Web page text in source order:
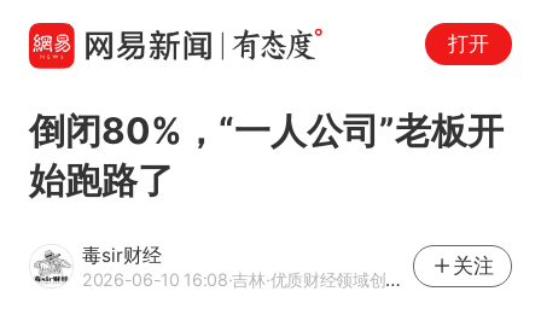
打开
倒闭80%，“一人公司”老板开
始跑路了
毒sir财经
2026-06-10 16:08·吉林·优质财经领域创作者
关注